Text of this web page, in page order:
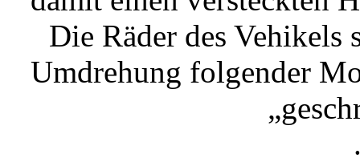
Die Räder des Vehikels
Umdrehung folgender